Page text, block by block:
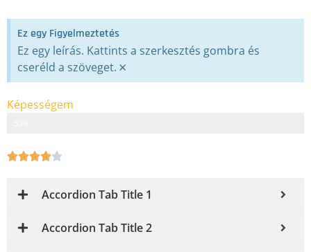
Ez egy Figyelmeztetés
Ez egy leírás. Kattints a szerkesztés gombra és
cseréld a szöveget. ×
Képességem
Accordion Tab Title 1
Accordion Tab Title 2